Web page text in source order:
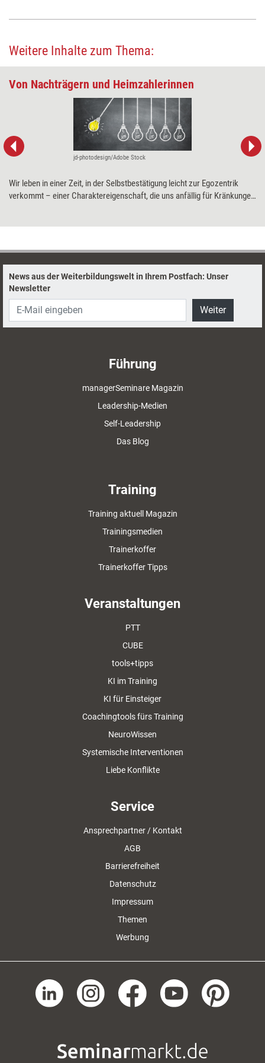
Weitere Inhalte zum Thema:
Von Nachträgern und Heimzahlerinnen
jd-photodesign/Adobe Stock
Wir leben in einer Zeit, in der Selbstbestätigung leicht zur Egozentrik
verkommt – einer Charaktereigenschaft, die uns anfällig für Kränkungen
News aus der Weiterbildungswelt in Ihrem Postfach: Unser
Newsletter
Weiter
Führung
managerSeminare Magazin
Leadership-Medien
Self-Leadership
Das Blog
Training
Training aktuell Magazin
Trainingsmedien
Trainerkoffer
Trainerkoffer Tipps
Veranstaltungen
PTT
CUBE
tools+tipps
KI im Training
KI für Einsteiger
Coachingtools fürs Training
NeuroWissen
Systemische Interventionen
Liebe Konflikte
Service
Ansprechpartner / Kontakt
AGB
Barrierefreiheit
Datenschutz
Impressum
Themen
Werbung